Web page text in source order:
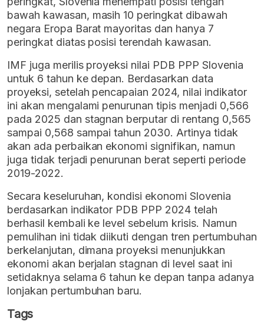
bawah kawasan, masih 10 peringkat dibawah
negara Eropa Barat mayoritas dan hanya 7
peringkat diatas posisi terendah kawasan.
IMF juga merilis proyeksi nilai PDB PPP Slovenia
untuk 6 tahun ke depan. Berdasarkan data
proyeksi, setelah pencapaian 2024, nilai indikator
ini akan mengalami penurunan tipis menjadi 0,566
pada 2025 dan stagnan berputar di rentang 0,565
sampai 0,568 sampai tahun 2030. Artinya tidak
akan ada perbaikan ekonomi signifikan, namun
juga tidak terjadi penurunan berat seperti periode
2019-2022.
Secara keseluruhan, kondisi ekonomi Slovenia
berdasarkan indikator PDB PPP 2024 telah
berhasil kembali ke level sebelum krisis. Namun
pemulihan ini tidak diikuti dengan tren pertumbuhan
berkelanjutan, dimana proyeksi menunjukkan
ekonomi akan berjalan stagnan di level saat ini
setidaknya selama 6 tahun ke depan tanpa adanya
lonjakan pertumbuhan baru.
Tags